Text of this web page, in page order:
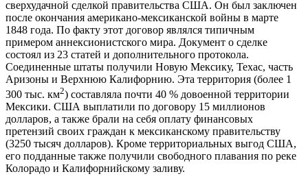
сверхудачной сделкой правительства США. Он был заключен
после окончания американо-мексиканской войны в марте
1848 года. По факту этот договор являлся типичным
примером аннексионистского мира. Документ о сделке
состоял из 23 статей и дополнительного протокола.
Соединенные штаты получили Новую Мексику, Техас, часть
Аризоны и Верхнюю Калифорнию. Эта территория (более 1
300 тыс. км2) составляла почти 40 % довоенной территории
Мексики. США выплатили по договору 15 миллионов
долларов, а также брали на себя оплату финансовых
претензий своих граждан к мексиканскому правительству
(3250 тысяч долларов). Кроме территориальных выгод США,
его подданные также получили свободного плавания по реке
Колорадо и Калифорнийскому заливу.